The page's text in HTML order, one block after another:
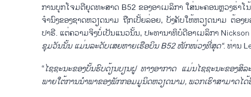
ການ​ບຸກ​ໂຈມຕີ​ຍຸດ​ທະ​ສາດ B52 ຂອງ​ອາ​ເມ​ລິ​ກາ ​ໃສ່​ນະຄອນ​ຫຼວງ​ຮ່າ​
ຈຳນົງ​ຂອງ​ຊາດ​ຫວຽດນາມ ຖືກ​ເປັ້ຍລ່ອຍ, ບັງຄັບ​ໃຫ້​ຫວຽດນາມ ຕ້ອ
ປາຣີ. ​ແຕ່​ຄວາມ​ຈິງ​ບໍ່​ເປັນ​ແນວ​ນັ້ນ, ປະທານາທິບໍດີ​ອາ​ເມ​ລິ​ກາ
ຊຸມ​ວັນນັ້ນ ​ແມ່ນ​ລະດັບ​ເສຍ​ຫາຍ​​ເຮື​ອບິນB52​ ໜັກໜ່ວງ​ທີ່​ສຸດ“. ທ່ານ
“ໄຊຊະນະຂອງ​ບັ້ນຮົບ​ດ້ຽນບຽນ​ຝູ ທາງ​ອາກາດ ​ແມ່ນ​ໄຊຊະນະຂອງ​ສິ
ພາຍ​ໃຕ້​ການ​ນຳພາ​ຂອງ​ພັກ​ກອມ​ມູນິດ​ຫວຽດນາມ, ພວກ​ເຮົາ​ສາມາດ​ໄ